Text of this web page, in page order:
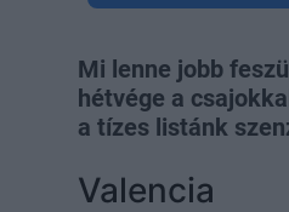
Mi lenne jobb
hétvége a
a tízes listánk
Valencia